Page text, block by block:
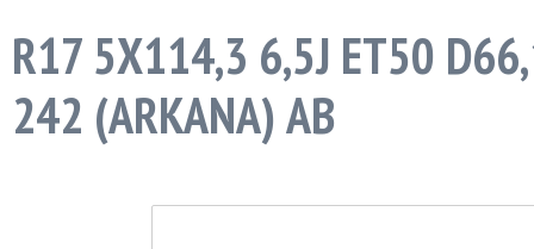
R17 5X114,3 6,5J ET50
242 (ARKANA) AB